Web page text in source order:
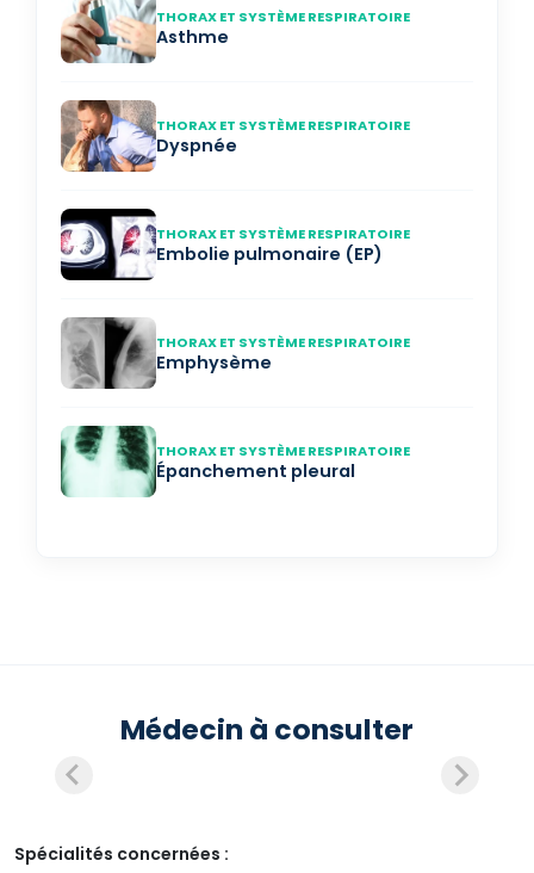
THORAX ET SYSTÈME RESPIRATOIRE
Asthme
THORAX ET SYSTÈME RESPIRATOIRE
Dyspnée
THORAX ET SYSTÈME RESPIRATOIRE
Embolie pulmonaire (EP)
THORAX ET SYSTÈME RESPIRATOIRE
Emphysème
THORAX ET SYSTÈME RESPIRATOIRE
Épanchement pleural
Médecin à consulter
Spécialités concernées :